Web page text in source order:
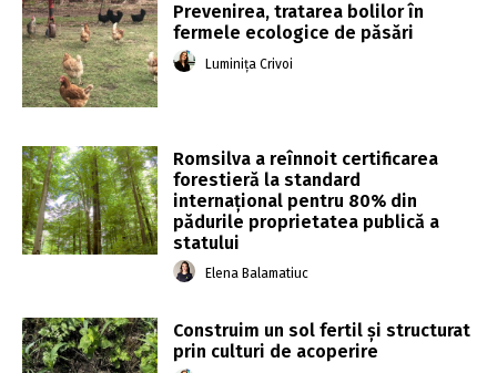
Prevenirea, tratarea bolilor în
fermele ecologice de păsări
Luminița Crivoi
Romsilva a reînnoit certificarea
forestieră la standard
internaţional pentru 80% din
pădurile proprietatea publică a
statului
Elena Balamatiuc
Construim un sol fertil și structurat
prin culturi de acoperire